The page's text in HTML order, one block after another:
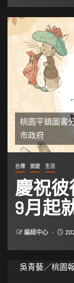
桃園平鎮圖書
市政府
台灣 旅遊 生活
慶祝
9月起
編緝中心
吳青藝／桃園